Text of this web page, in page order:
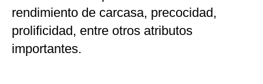
rendimiento de carcasa, precocidad,
prolificidad, entre otros atributos
importantes.